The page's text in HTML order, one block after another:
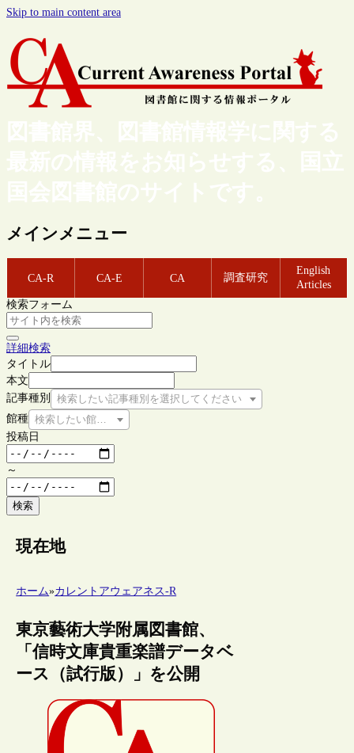
Skip to main content area
図書館界、図書館情報学に関する
最新の情報をお知らせする、国立
国会図書館のサイトです。
メインメニュー
CA-R CA-E CA 調査研究
English
Articles
検索フォーム
詳細検索
タイトル
本文
記事種別
検索したい記事種別を選択してください
館種 検索したい館種を選択してください
投稿日
～
検索
現在地
ホーム»カレントアウェアネス-R
東京藝術大学附属図書館、
「信時文庫貴重楽譜データベ
ース（試行版）」を公開